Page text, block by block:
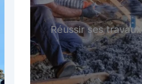
Réussir ses travaux